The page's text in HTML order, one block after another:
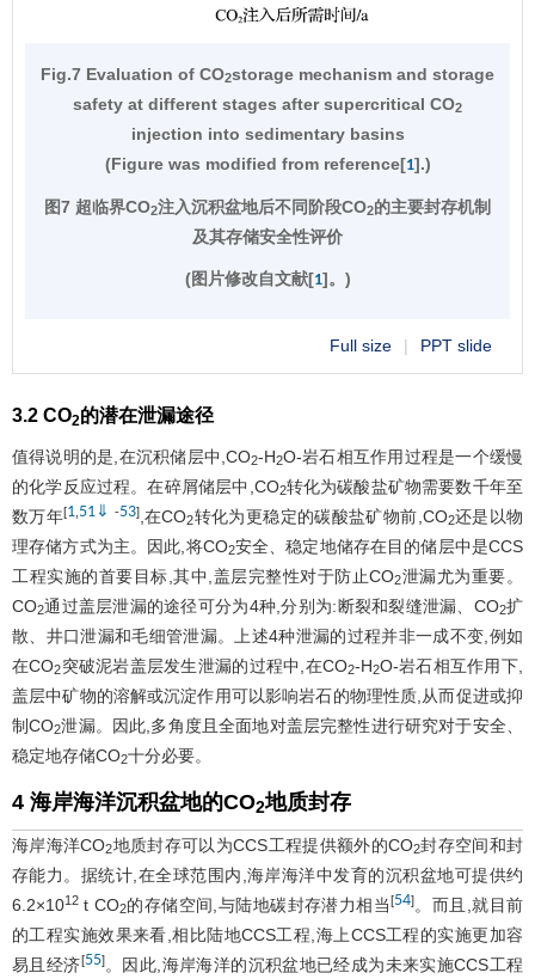
Fig.7 Evaluation of CO2storage mechanism and storage
safety at different stages after supercritical CO2
injection into sedimentary basins
(Figure was modified from reference[1].)
图7 超临界CO2注入沉积盆地后不同阶段CO2的主要封存机制
及其存储安全性评价
(图片修改自文献[1]。)
Full size | PPT slide
3.2 CO2的潜在泄漏途径
值得说明的是,在沉积储层中,CO2-H2O-岩石相互作用过程是一个缓慢
的化学反应过程。在碎屑储层中,CO2转化为碳酸盐矿物需要数千年至
数万年[1 51 ⇓ -53],在CO2转化为更稳定的碳酸盐矿物前,CO2还是以物
理存储方式为主。因此,将CO2安全、稳定地储存在目的储层中是CCS
工程实施的首要目标,其中,盖层完整性对于防止CO2泄漏尤为重要。
CO2通过盖层泄漏的途径可分为4种,分别为:断裂和裂缝泄漏、CO2扩
散、井口泄漏和毛细管泄漏。上述4种泄漏的过程并非一成不变,例如
在CO2突破泥岩盖层发生泄漏的过程中,在CO2-H2O-岩石相互作用下,
盖层中矿物的溶解或沉淀作用可以影响岩石的物理性质,从而促进或抑
制CO2泄漏。因此,多角度且全面地对盖层完整性进行研究对于安全、
稳定地存储CO2十分必要。
4 海岸海洋沉积盆地的CO2地质封存
海岸海洋CO2地质封存可以为CCS工程提供额外的CO2封存空间和封
存能力。据统计,在全球范围内,海岸海洋中发育的沉积盆地可提供约
6.2×1012 t CO2的存储空间,与陆地碳封存潜力相当[54]。而且,就目前
的工程实施效果来看,相比陆地CCS工程,海上CCS工程的实施更加容
易且经济[55]。因此,海岸海洋的沉积盆地已经成为未来实施CCS工程